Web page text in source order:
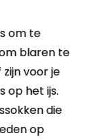
om te
blaren te
voor je
op het ijs.
die
op